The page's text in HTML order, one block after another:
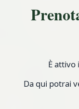
È attivo
Da qui potrai